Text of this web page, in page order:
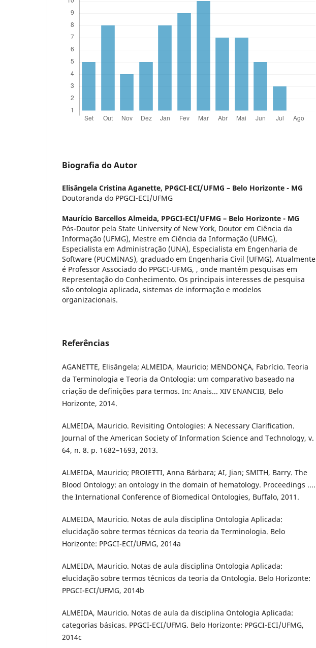
Biografia do Autor
Elisângela Cristina Aganette, PPGCI-ECI/UFMG – Belo Horizonte - MG
Doutoranda do PPGCI-ECI/UFMG
Maurício Barcellos Almeida, PPGCI-ECI/UFMG – Belo Horizonte - MG
Pós-Doutor pela State University of New York, Doutor em Ciência da
Informação (UFMG), Mestre em Ciência da Informação (UFMG),
Especialista em Administração (UNA), Especialista em Engenharia de
Software (PUCMINAS), graduado em Engenharia Civil (UFMG). Atualmente
é Professor Associado do PPGCI-UFMG, , onde mantém pesquisas em
Representação do Conhecimento. Os principais interesses de pesquisa
são ontologia aplicada, sistemas de informação e modelos
organizacionais.
Referências
AGANETTE, Elisângela; ALMEIDA, Mauricio; MENDONÇA, Fabrício. Teoria
da Terminologia e Teoria da Ontologia: um comparativo baseado na
criação de definições para termos. In: Anais... XIV ENANCIB, Belo
Horizonte, 2014.
ALMEIDA, Mauricio. Revisiting Ontologies: A Necessary Clarification.
Journal of the American Society of Information Science and Technology, v.
64, n. 8. p. 1682–1693, 2013.
ALMEIDA, Mauricio; PROIETTI, Anna Bárbara; AI, Jian; SMITH, Barry. The
Blood Ontology: an ontology in the domain of hematology. Proceedings ....
the International Conference of Biomedical Ontologies, Buffalo, 2011.
ALMEIDA, Mauricio. Notas de aula disciplina Ontologia Aplicada:
elucidação sobre termos técnicos da teoria da Terminologia. Belo
Horizonte: PPGCI-ECI/UFMG, 2014a
ALMEIDA, Mauricio. Notas de aula disciplina Ontologia Aplicada:
elucidação sobre termos técnicos da teoria da Ontologia. Belo Horizonte:
PPGCI-ECI/UFMG, 2014b
ALMEIDA, Mauricio. Notas de aula da disciplina Ontologia Aplicada:
categorias básicas. PPGCI-ECI/UFMG. Belo Horizonte: PPGCI-ECI/UFMG,
2014c